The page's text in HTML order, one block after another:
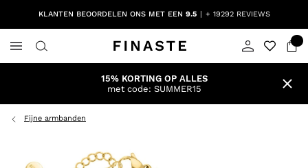
KLANTEN BEOORDELEN ONS MET EEN 9.5 + 19292 REVIEWS
15% KORTING OP ALLES
met code: SUMMER15
Fijne armbanden